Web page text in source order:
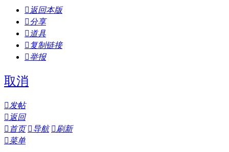
 返回本版
分享
 道具
 复制链接
举报
取消
发帖
 返回
 首页 导航 刷新
菜单